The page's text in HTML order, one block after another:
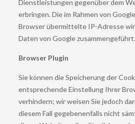
Dienstleistungen gegenüber dem
erbringen. Die im Rahmen von
Browser übermittelte IP-Adresse
Daten von Google zusammengeführt.
Browser Plugin
Sie können die Speicherung der
entsprechende Einstellung Ihrer
verhindern; wir weisen Sie jedoch
diesem Fall gegebenenfalls nicht